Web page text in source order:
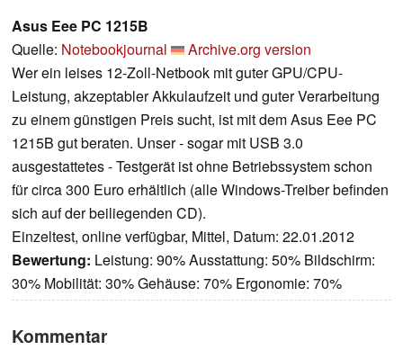
Asus Eee PC 1215B
Quelle: Notebookjournal
Archive.org version
Wer ein leises 12-Zoll-Netbook mit guter GPU/CPU-
Leistung, akzeptabler Akkulaufzeit und guter Verarbeitung
zu einem günstigen Preis sucht, ist mit dem Asus Eee PC
1215B gut beraten. Unser - sogar mit USB 3.0
ausgestattetes - Testgerät ist ohne Betriebssystem schon
für circa 300 Euro erhältlich (alle Windows-Treiber befinden
sich auf der beiliegenden CD).
Einzeltest, online verfügbar, Mittel, Datum: 22.01.2012
Bewertung: Leistung: 90% Ausstattung: 50% Bildschirm:
30% Mobilität: 30% Gehäuse: 70% Ergonomie: 70%
Kommentar